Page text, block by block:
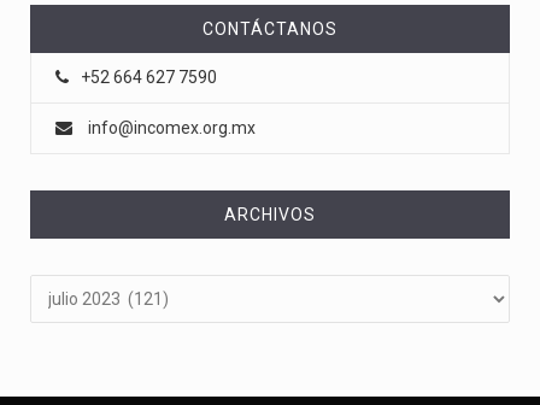
CONTÁCTANOS
+52 664 627 7590
info@incomex.org.mx
ARCHIVOS